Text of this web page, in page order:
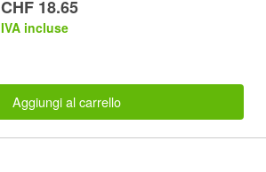
CHF 18.65
IVA incluse
Aggiungi al carrello